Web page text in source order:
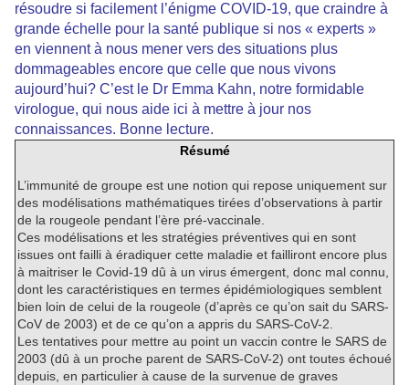
résoudre si facilement l’énigme COVID-19, que craindre à
grande échelle pour la santé publique si nos « experts »
en viennent à nous mener vers des situations plus
dommageables encore que celle que nous vivons
aujourd’hui? C’est le Dr Emma Kahn, notre formidable
virologue, qui nous aide ici à mettre à jour nos
connaissances. Bonne lecture.
Résumé
L’immunité de groupe est une notion qui repose uniquement sur
des modélisations mathématiques tirées d’observations à partir
de la rougeole pendant l’ère pré-vaccinale.
Ces modélisations et les stratégies préventives qui en sont
issues ont failli à éradiquer cette maladie et failliront encore plus
à maitriser le Covid-19 dû à un virus émergent, donc mal connu,
dont les caractéristiques en termes épidémiologiques semblent
bien loin de celui de la rougeole (d’après ce qu’on sait du SARS-
CoV de 2003) et de ce qu’on a appris du SARS-CoV-2.
Les tentatives pour mettre au point un vaccin contre le SARS de
2003 (dû à un proche parent de SARS-CoV-2) ont toutes échoué
depuis, en particulier à cause de la survenue de graves